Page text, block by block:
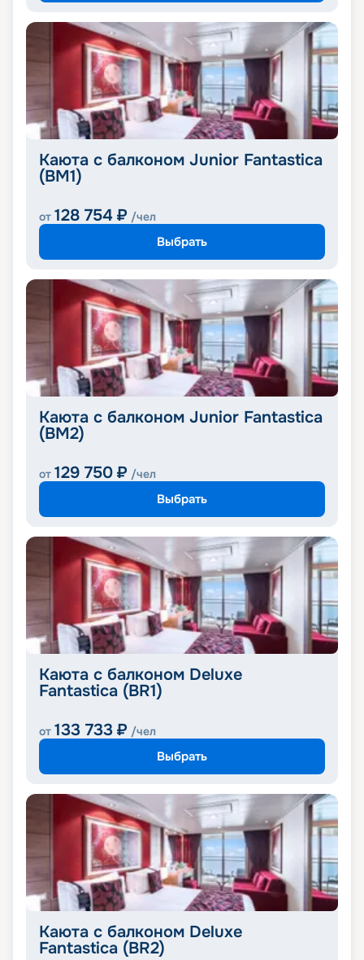
Каюта с балконом Junior Fantastica
(BM1)
от 128 754 ₽ /чел
Выбрать
Каюта с балконом Junior Fantastica
(BM2)
от 129 750 ₽ /чел
Выбрать
Каюта с балконом Deluxe
Fantastica (BR1)
от 133 733 ₽ /чел
Выбрать
Каюта с балконом Deluxe
Fantastica (BR2)